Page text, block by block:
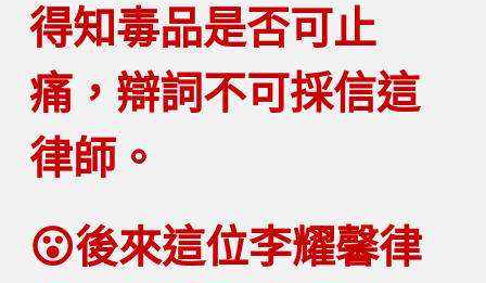
得知毒品是否可止
痛，辯詞不可採信這
律師。
😮後來這位李耀馨律